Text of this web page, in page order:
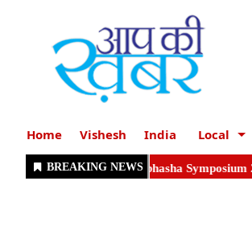
Home Vishesh India Local